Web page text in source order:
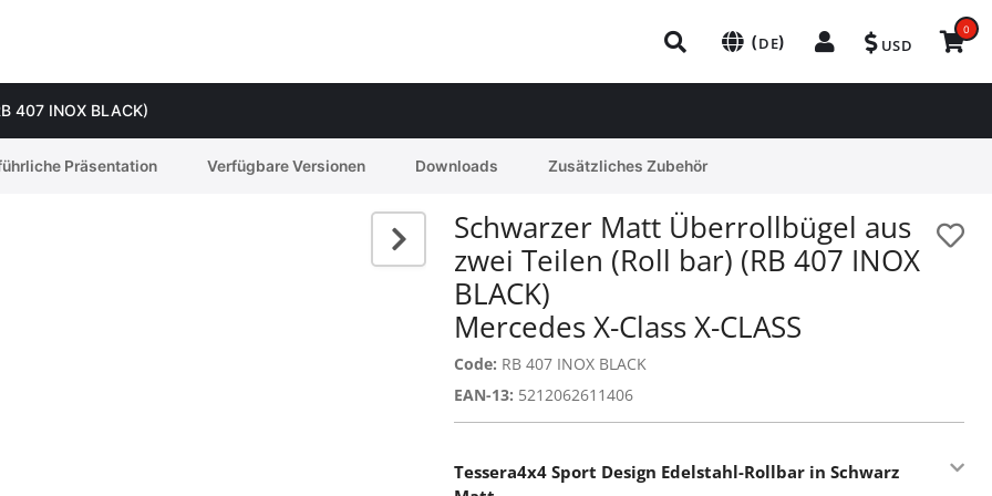
(DE) USD
0
407 INOX BLACK)
Präsentation Verfügbare Versionen Downloads Zusätzliches Zubehör
Schwarzer Matt Überrollbügel aus
zwei Teilen (Roll bar) (RB 407 INOX
BLACK)
Mercedes X-Class X-CLASS
Code: RB 407 INOX BLACK
EAN-13: 5212062611406
Tessera4x4 Sport Design Edelstahl-Rollbar in Schwarz